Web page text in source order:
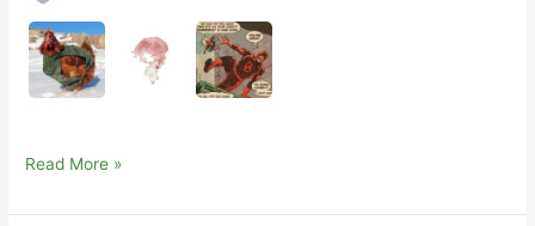
商
大
Read More »